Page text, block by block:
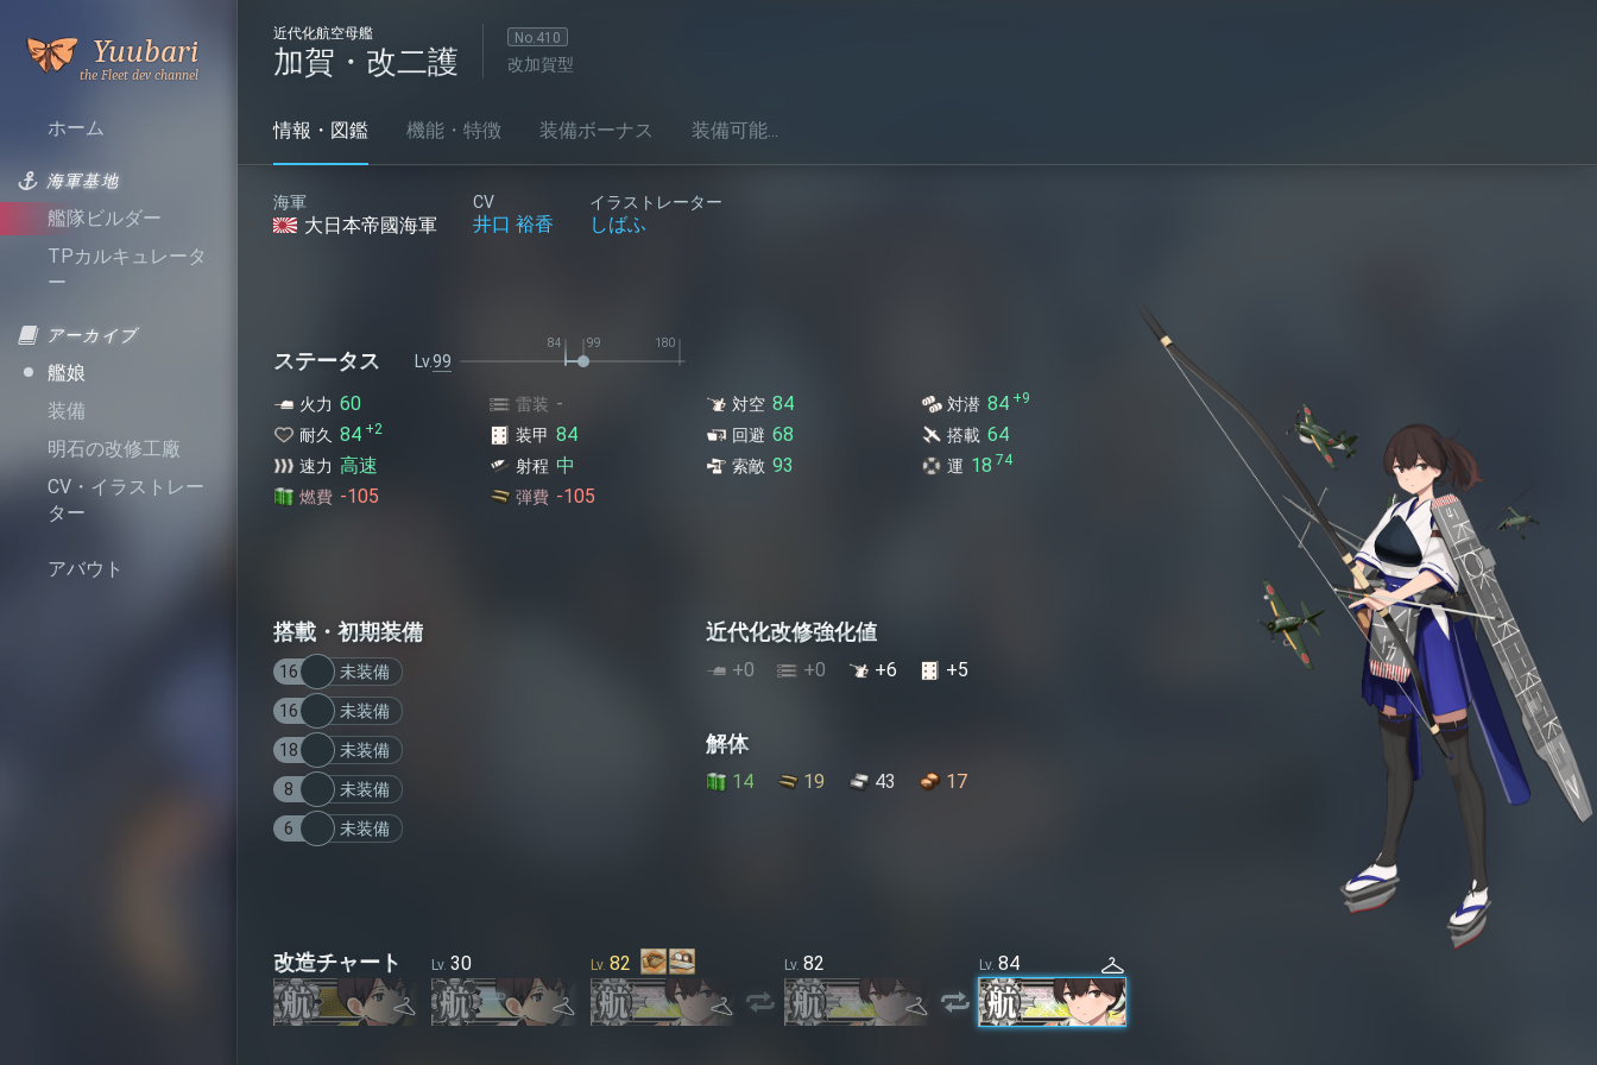
Who
Calls
Fleet
Yuubari
ホーム
海軍基地
艦隊ビルダー
TPカルキュレータ
ー
アーカイブ
艦娘
装備
明石の改修工廠
CV・イラストレー
ター
アバウト
近代化航空母艦
加賀・改二護
No.410
改加賀型
情報・図鑑 機能・特徴 装備ボーナス 装備可能...
海軍
大日本帝國海軍
CV
井口 裕香
イラストレーター
しばふ
ステータス 99
火力 60 雷装 - 対空 84 対潜 84 +9
耐久 84 +2 装甲 84 回避 68 搭載 64
速力 高速 射程 中 索敵 93 運 18 74
燃費 -105 弾費 -105
搭載・初期装備
16 未装備
16 未装備
18 未装備
8 未装備
6 未装備
近代化改修強化値
+0 +0 +6 +5
解体
14 19 43 17
改造チャート 30 82 82 84